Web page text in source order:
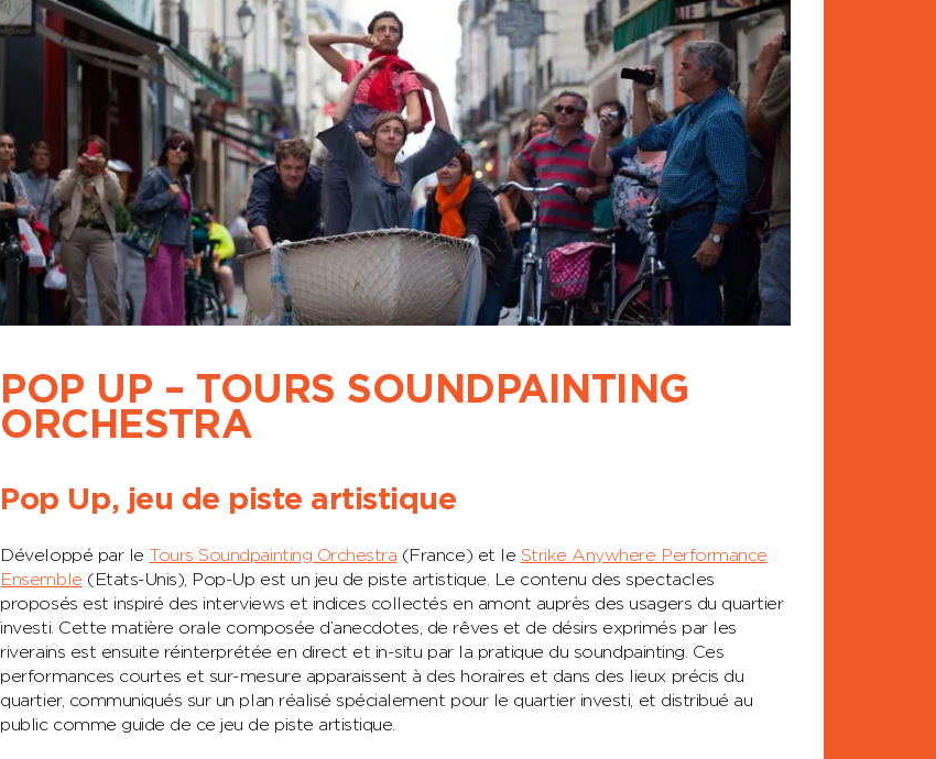
POP UP – TOURS SOUNDPAINTING
ORCHESTRA
Pop Up, jeu de piste artistique
Développé par le Tours Soundpainting Orchestra (France) et le Strike Anywhere Performance
Ensemble (Etats-Unis), Pop-Up est un jeu de piste artistique. Le contenu des spectacles
proposés est inspiré des interviews et indices collectés en amont auprès des usagers du quartier
investi. Cette matière orale composée d’anecdotes, de rêves et de désirs exprimés par les
riverains est ensuite réinterprétée en direct et in-situ par la pratique du soundpainting. Ces
performances courtes et sur-mesure apparaissent à des horaires et dans des lieux précis du
quartier, communiqués sur un plan réalisé spécialement pour le quartier investi, et distribué au
public comme guide de ce jeu de piste artistique.